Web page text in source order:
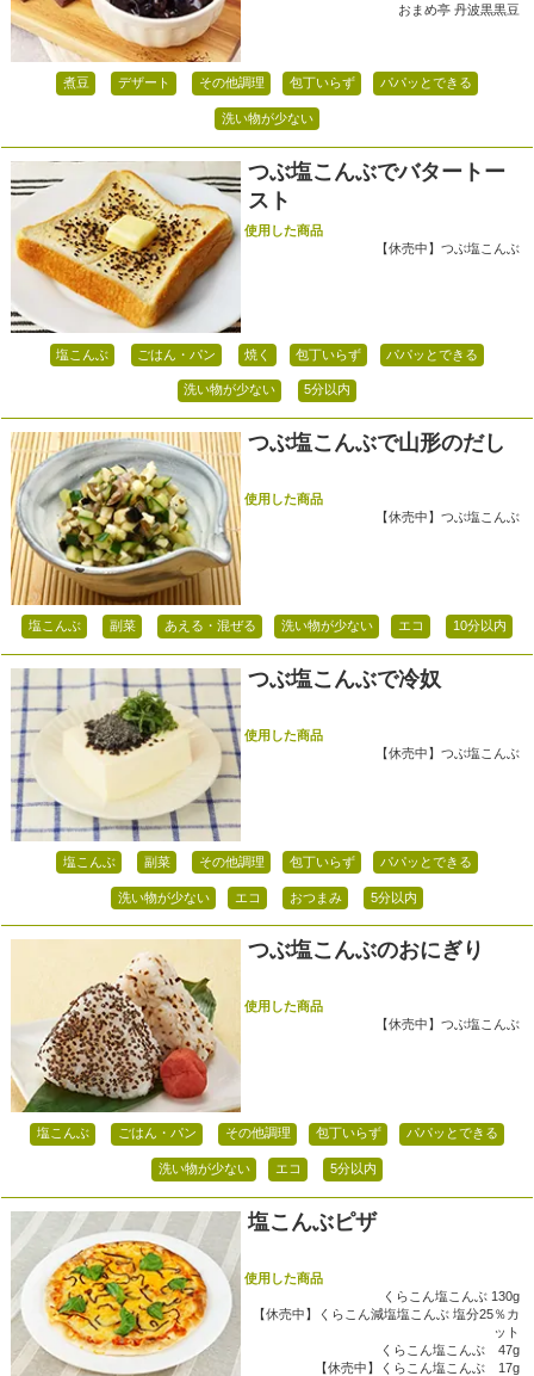
おまめ亭 丹波黒黒豆
煮豆 デザート その他調理 包丁いらず パパッとできる
洗い物が少ない
つぶ塩こんぶでバタートー
スト
使用した商品
【休売中】つぶ塩こんぶ
塩こんぶ ごはん・パン 焼く 包丁いらず パパッとできる
洗い物が少ない 5分以内
つぶ塩こんぶで山形のだし
使用した商品
【休売中】つぶ塩こんぶ
塩こんぶ 副菜 あえる・混ぜる 洗い物が少ない エコ 10分以内
つぶ塩こんぶで冷奴
使用した商品
【休売中】つぶ塩こんぶ
塩こんぶ 副菜 その他調理 包丁いらず パパッとできる
洗い物が少ない エコ おつまみ 5分以内
つぶ塩こんぶのおにぎり
使用した商品
【休売中】つぶ塩こんぶ
塩こんぶ ごはん・パン その他調理 包丁いらず パパッとできる
洗い物が少ない エコ 5分以内
塩こんぶピザ
使用した商品
くらこん塩こんぶ 130g
【休売中】くらこん減塩塩こんぶ 塩分25％カ
ット
くらこん塩こんぶ 47g
【休売中】くらこん塩こんぶ 17g